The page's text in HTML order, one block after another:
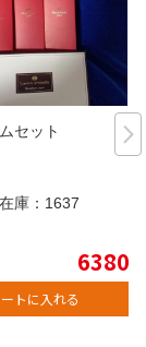
セット
庫： 1637
6380
トに入れる